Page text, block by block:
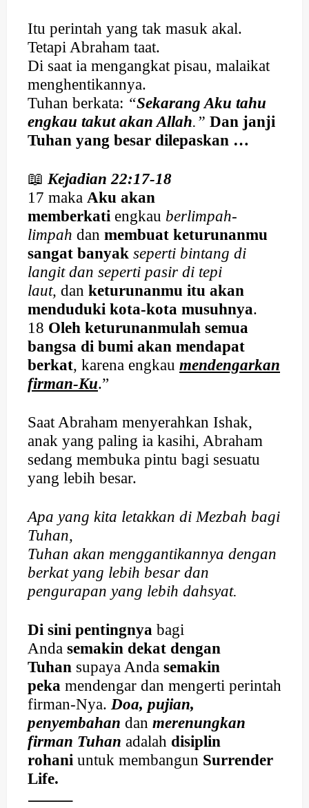
Itu perintah yang tak masuk akal.
Tetapi Abraham taat.
Di saat ia mengangkat pisau, malaikat
menghentikannya.
Tuhan berkata: “Sekarang Aku tahu
engkau takut akan Allah.” Dan janji
Tuhan yang besar dilepaskan …
📖 Kejadian 22:17-18
17 maka Aku akan
memberkati engkau berlimpah-
limpah dan membuat keturunanmu
sangat banyak seperti bintang di
langit dan seperti pasir di tepi
laut, dan keturunanmu itu akan
menduduki kota-kota musuhnya.
18 Oleh keturunanmulah semua
bangsa di bumi akan mendapat
berkat, karena engkau mendengarkan
firman-Ku.”
Saat Abraham menyerahkan Ishak,
anak yang paling ia kasihi, Abraham
sedang membuka pintu bagi sesuatu
yang lebih besar.
Apa yang kita letakkan di Mezbah bagi
Tuhan,
Tuhan akan menggantikannya dengan
berkat yang lebih besar dan
pengurapan yang lebih dahsyat.
Di sini pentingnya bagi
Anda semakin dekat dengan
Tuhan supaya Anda semakin
peka mendengar dan mengerti perintah
firman-Nya. Doa, pujian,
penyembahan dan merenungkan
firman Tuhan adalah disiplin
rohani untuk membangun Surrender
Life.
⸻